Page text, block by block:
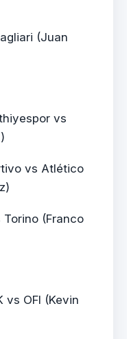
(Juan
vs
vs Atlético
Torino (Franco
vs OFI (Kevin